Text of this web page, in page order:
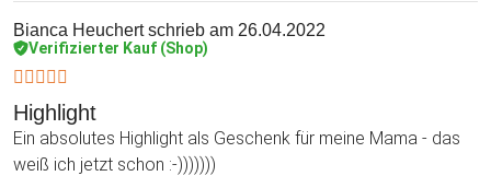
Bianca Heuchertschrieb am 26.04.2022
Verifizierter Kauf (Shop)
Highlight
Ein absolutes Highlight als Geschenk für meine Mama - das
weiß ich jetzt schon :-)))))))